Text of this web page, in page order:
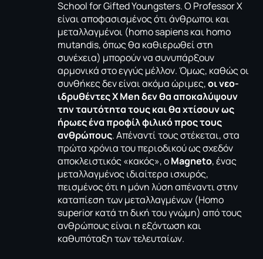
School for Gifted Youngsters. Ο Professor X
είναι αποφασισμένος ότι άνθρωποι και
μεταλλαγμένοι (homo sapiens και homo
mutandis, όπως θα καθιερωθεί στη
συνέχεια) μπορούν να συνυπάρξουν
αρμονικά στο εγγύς μέλλον. Όμως, καθώς οι
συνθήκες δεν είναι ακόμα ώριμες,οι νεο-
ιδρυθέντες X Men δεν θα αποκαλύψουν
την ταυτότητα τους και θα χτίσουν ως
ήρωες ένα προφίλ φιλικό προς τους
ανθρώπους. Απέναντί τους στέκεται, στα
πρώτα χρόνια του περιοδικού ως σχεδόν
αποκλειστικός «κακός», οMagneto, ένας
μεταλλαγμένος ιδιαίτερα ισχυρός,
πεισμένος ότι η μόνη λύση απέναντι στην
καταπίεση των μεταλλαγμένων (Homo
superior κατά τη δική του γνώμη) από τους
ανθρώπους είναι η εξόντωση και
καθυπόταξη των τελευταίων.